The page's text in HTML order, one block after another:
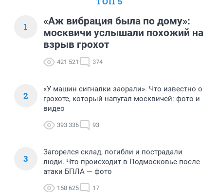
1
«Аж вибрация была по дому»:
москвичи услышали похожий на
взрыв грохот
421 521 374
2
«У машин сигналки заорали». Что известно о
грохоте, который напугал москвичей: фото и
видео
393 336 93
3
Загорелся склад, погибли и пострадали
люди. Что происходит в Подмосковье после
атаки БПЛА — фото
158 625 17